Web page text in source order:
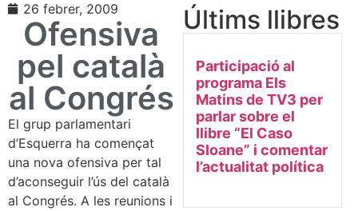
26 febrer, 2009
Ofensiva
pel català
al Congrés
El grup parlamentari
d’Esquerra ha començat
una nova ofensiva per tal
d’aconseguir l’ús del català
al Congrés. A les reunions i
Últims llibres
Participació al
programa Els
Matins de TV3 per
parlar sobre el
llibre “El Caso
Sloane” i comentar
l’actualitat política